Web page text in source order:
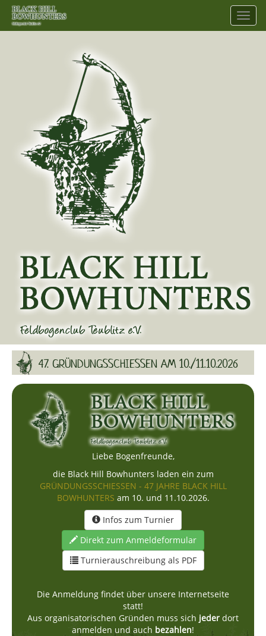
47. GRÜNDUNGSSCHIESSEN AM 10./11.10.2026
Liebe Bogenfreunde,
die Black Hill Bowhunters laden ein zum
GRÜNDUNGSSCHIESSEN - 47 JAHRE BLACK HILL
BOWHUNTERS am 10. und 11.10.2026.
Infos zum Turnier
Direkt zum Anmeldeformular
Turnierauschreibung als PDF
Die Anmeldung findet über unsere Internetseite
statt!
Aus organisatorischen Gründen muss sich jeder dort
anmelden und auch bezahlen!